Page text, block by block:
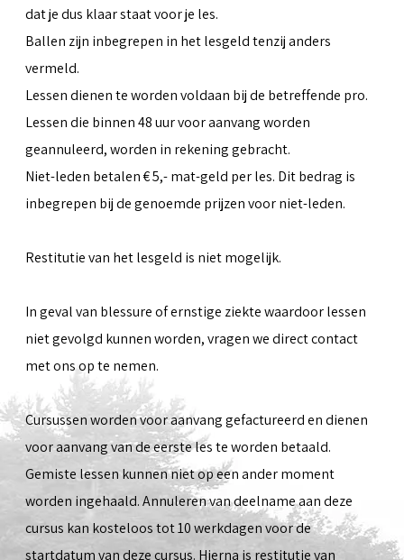
dat je dus klaar staat voor je les.
Ballen zijn inbegrepen in het lesgeld tenzij anders
vermeld.
Lessen dienen te worden voldaan bij de betreffende pro.
Lessen die binnen 48 uur voor aanvang worden
geannuleerd, worden in rekening gebracht.
Niet-leden betalen € 5,- mat-geld per les. Dit bedrag is
inbegrepen bij de genoemde prijzen voor niet-leden.
Restitutie van het lesgeld is niet mogelijk.
In geval van blessure of ernstige ziekte waardoor lessen
niet gevolgd kunnen worden, vragen we direct contact
met ons op te nemen.
Cursussen worden voor aanvang gefactureerd en dienen
voor aanvang van de eerste les te worden betaald.
Gemiste lessen kunnen niet op een ander moment
worden ingehaald. Annuleren van deelname aan deze
cursus kan kosteloos tot 10 werkdagen voor de
startdatum van deze cursus. Hierna is restitutie van